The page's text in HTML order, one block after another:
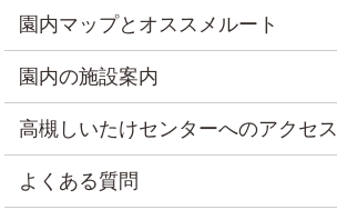
園内マップとオススメルート
園内の施設案内
高槻しいたけセンターへのアクセス
よくある質問